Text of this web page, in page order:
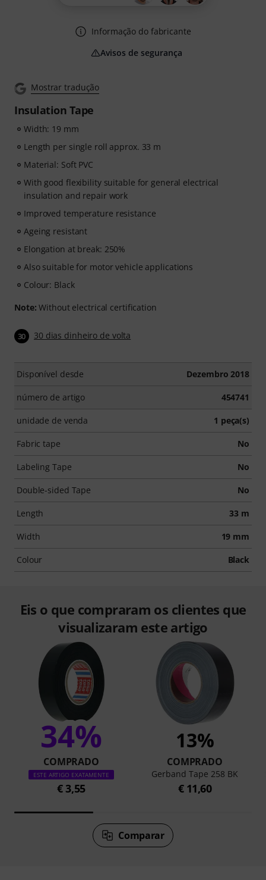
Mostrar tradução
Insulation Tape
Width: 19 mm
Length per single roll approx. 33 m
Material: Soft PVC
With good flexibility suitable for general electrical
insulation and repair work
Improved temperature resistance
Ageing resistant
Elongation at break: 250%
Also suitable for motor vehicle applications
Colour: Black
Note: Without electrical certification
30 30 dias dinheiro de volta
Disponível desde Dezembro 2018
número de artigo 454741
unidade de venda 1 peça(s)
Fabric tape No
Labeling Tape No
Double-sided Tape No
Length 33 m
Width 19 mm
Colour Black
Informação do fabricante
Avisos de segurança
Eis o que compraram os clientes que
visualizaram este artigo
34%
COMPRADO
ESTE ARTIGO EXATAMENTE
€ 3,55
13%
COMPRADO
Gerband Tape 258 BK
€ 11,60
Comparar